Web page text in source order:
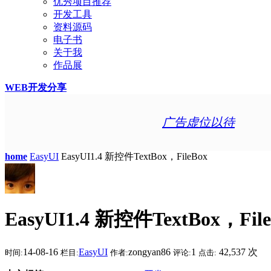
开发工具
资料源码
电子书
关于我
作品展
WEB开发分享
广告虚位以待
home EasyUI EasyUI1.4 新控件TextBox，FileBox
EasyUI1.4 新控件TextBox，
时间:14-08-16 栏目:EasyUI 作者:zongyan86 评论:1 点击: 42,537 次